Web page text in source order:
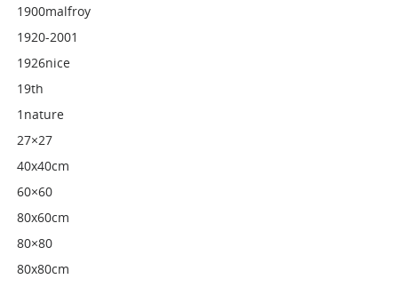
1900malfroy
1920-2001
1926nice
19th
1nature
27×27
40x40cm
60×60
80x60cm
80×80
80x80cm